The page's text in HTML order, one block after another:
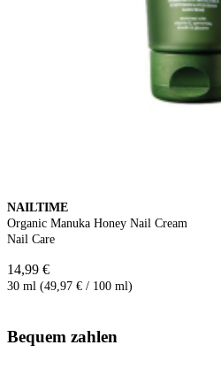
NAILTIME
Organic Manuka Honey Nail Cream
Nail Care
14,99 €
30 ml (49,97 € / 100 ml)
Bequem zahlen